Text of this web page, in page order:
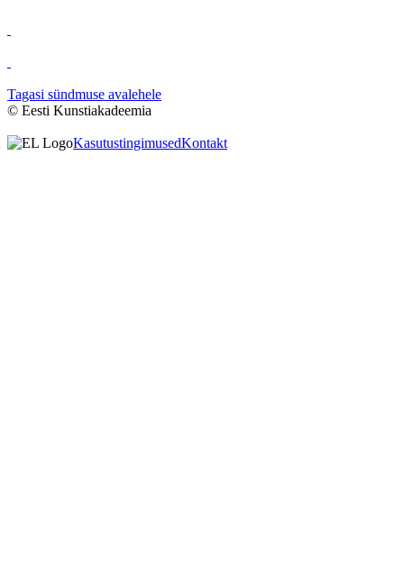
Tagasi sündmuse avalehele
© Eesti Kunstiakadeemia
KasutustingimusedKontakt